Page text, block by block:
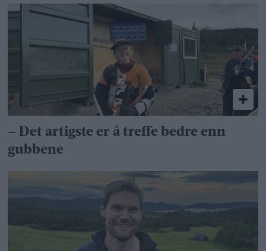
– Det artigste er å treffe bedre enn
gubbene